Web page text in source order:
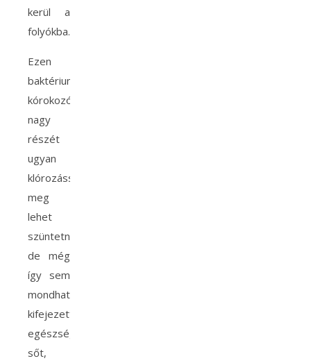
kerül a
folyókba.
Ezen
baktériumok,
kórokozók
nagy
részét
ugyan
klórozással
meg
lehet
szüntetni,
de még
így sem
mondható
kifejezetten
egészségesnek,
sőt,